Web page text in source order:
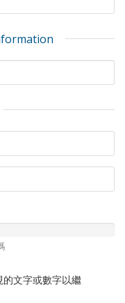
文字或數字以繼